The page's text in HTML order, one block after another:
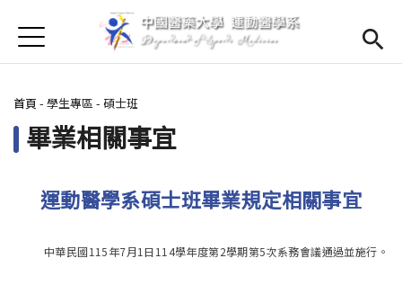
首頁
首頁
最新消息
Open submenu (學系簡介)
學系簡介
Open submenu (師資陣容)
師資陣容
Jump to Navigation
Jump to Main content
您在這裡
首頁 - 學生專區 - 碩士班
畢業相關事宜
運動醫學系碩士班畢業規定相關事宜
中華民國115年7月1日114學年度第2學期第5次系務會議通過並施行。